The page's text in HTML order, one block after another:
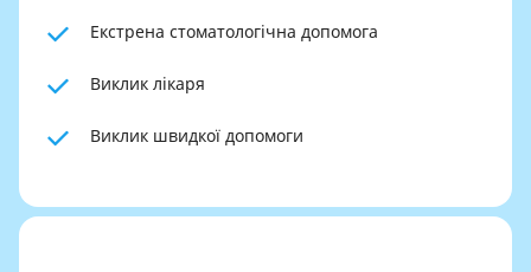
Екстрена стоматологічна допомога
Виклик лікаря
Виклик швидкої допомоги